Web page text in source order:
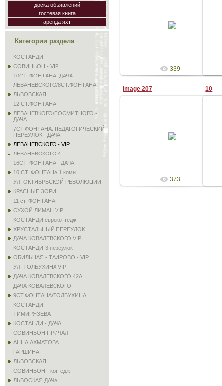
доска объявлений
гостевая книга
аренда яхт
Категории раздела
КОСТАНДИ
СОВИНЬОН - VIP
10СТ. ФОНТАНА -ДАЧА
ЛЕВАНЕВСКОГО/8СТ.ФОНТАНА
ЛЬВОВСКАЯ
12 СТ.ФОНТАНА
ЛЕВАНЕВКОГО/ПОСМИТНОГО -
ДАЧА
7СТ.ФОНТАНА. ПЕДАГОГИЧЕСКИЙ
ПЕРЕУЛОК - ДАЧА
ЛЕВАНЕВСКОГО - VIP
ЛЕВАНЕВСКОГО 4
16СТ. ФОНТАНА - ДАЧА
10 СТ. ФОНТАНА 1 комн
УЛ. ОКТЯБРЬСКОЙ РЕВОЛЮЦИИ
КРАСНЫЕ ЗОРИ
11 ст. ФОНТАНА
СУХОЙ ЛИМАН VIP
КОСТАНДИ еврокоттедж
ХРУСТАЛЬНЫЙ ПЕРЕУЛОК
ДАЧА КОВАЛЕВСКОГО VIP
КОСТАНДИ-3 переулок
ОБИЛЬНАЯ - ТАИРОВО - VIP
УЛ. ТОЛБУХИНА VIP
ДАЧА КОВАЛЕВСКОГО 42А
ДАЧА КОВАЛЕВСКОГО
9СТ.ФОНТАНА/ТОЛБУХИНА
КОСТАНДИ
ТИМИРЯЗЕВА
КОСТАНДИ - ДАЧА
СОВИНЬОН ПРИЧАЛ
АННА АХМАТОВА
ГАРШИНА
ЛЬВОВСКАЯ
СОВИНЬОН - коттедж
ЛЬВОСКАЯ ДАЧА
339
Image 207
373
10